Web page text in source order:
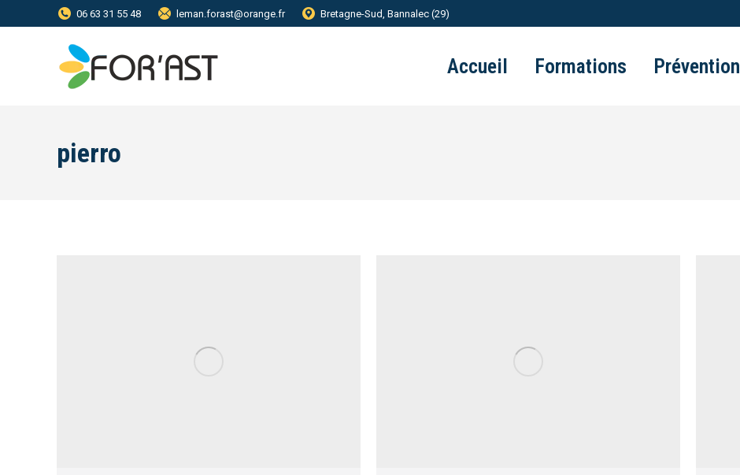
06 63 31 55 48 leman.forast@orange.fr Bretagne-Sud, Bannalec (29)
Accueil Formations Prévention
pierro